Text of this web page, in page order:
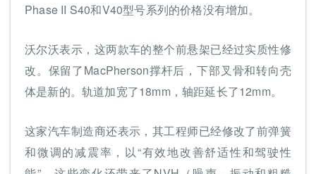
Phase II S40和V40型号系列的价格没有增加。
沃尔沃表示，这两款车的整个前悬架已经过实质性修
改。保留了MacPherson撑杆后，下部叉骨和转向壳
体是新的。轨道加宽了18mm，轴距延长了12mm。
这家汽车制造商还表示，其工程师已经修改了前弹簧
和微调的减震率，以“有效地改善舒适性和驾驶性